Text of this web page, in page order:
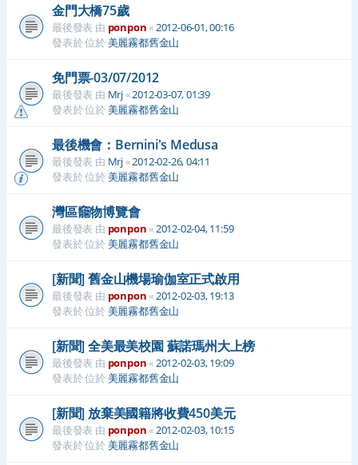
金門大橋75歲
最後發表 由 ponpon« 2012-06-01, 00:16
發表於 位於 美麗霧都舊金山
免門票-03/07/2012
最後發表 由 Mrj«2012-03-07, 01:39
發表於 位於 美麗霧都舊金山
最後機會：Bernini's Medusa
最後發表 由 Mrj«2012-02-26, 04:11
發表於 位於 美麗霧都舊金山
灣區竉物博覽會
最後發表 由 ponpon« 2012-02-04, 11:59
發表於 位於 美麗霧都舊金山
[新聞] 舊金山機場瑜伽室正式啟用
最後發表 由 ponpon« 2012-02-03, 19:13
發表於 位於 美麗霧都舊金山
[新聞] 全美最美校園 蘇諾瑪州大上榜
最後發表 由 ponpon« 2012-02-03, 19:09
發表於 位於 美麗霧都舊金山
[新聞] 放棄美國籍將收費450美元
最後發表 由 ponpon« 2012-02-03, 10:15
發表於 位於 美麗霧都舊金山